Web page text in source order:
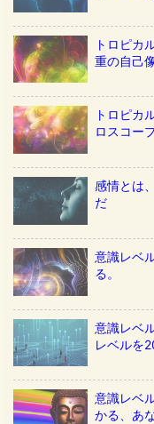
トロピ
重の自己
トロピ
ロスコー
感情とは
だ
意識レベ
る。
意識レベ
レベルを
意識レベ
かる、あ